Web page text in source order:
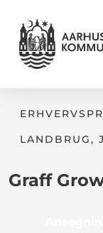
LANDBRUG,
Graff